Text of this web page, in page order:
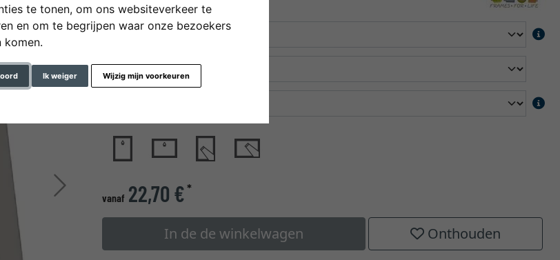
te tonen, om ons websiteverkeer te
en om te begrijpen waar onze bezoekers
komen.
Ik weiger Wijzig mijn voorkeuren
Verder
formaat
kleur
vanaf 22,70 €*
In de de winkelwagen Onthouden